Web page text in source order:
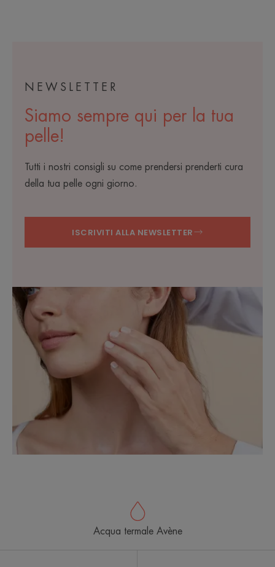
NEWSLETTER
Siamo sempre qui per la tua
pelle!
Tutti i nostri consigli su come prendersi prenderti cura
della tua pelle ogni giorno.
ISCRIVITI ALLA NEWSLETTER
Acqua termale Avène